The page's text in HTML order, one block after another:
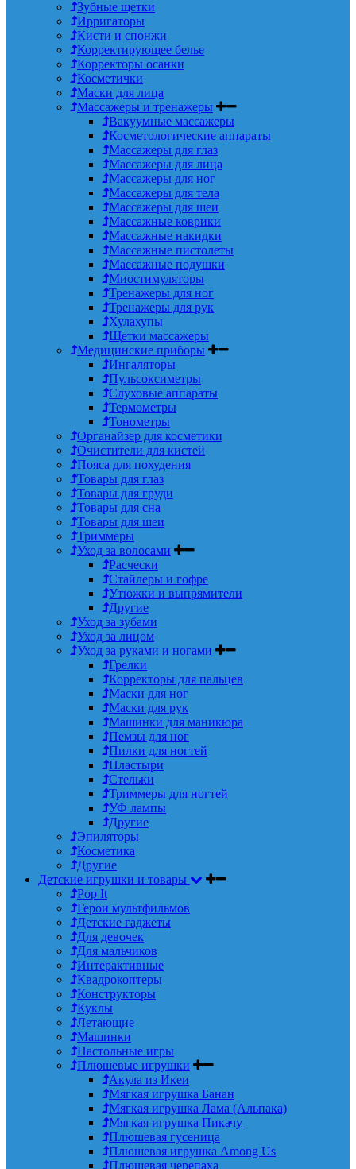
Зубные щетки
Ирригаторы
Кисти и спонжи
Корректирующее белье
Корректоры осанки
Косметички
Маски для лица
Массажеры и тренажеры
Вакуумные массажеры
Косметологические аппараты
Массажеры для глаз
Массажеры для лица
Массажеры для ног
Массажеры для тела
Массажеры для шеи
Массажные коврики
Массажные накидки
Массажные пистолеты
Массажные подушки
Миостимуляторы
Тренажеры для ног
Тренажеры для рук
Хулахупы
Щетки массажеры
Медицинские приборы
Ингаляторы
Пульсоксиметры
Слуховые аппараты
Термометры
Тонометры
Органайзер для косметики
Очистители для кистей
Пояса для похудения
Товары для глаз
Товары для груди
Товары для сна
Товары для шеи
Триммеры
Уход за волосами
Расчески
Стайлеры и гофре
Утюжки и выпрямители
Другие
Уход за зубами
Уход за лицом
Уход за руками и ногами
Грелки
Корректоры для пальцев
Маски для ног
Маски для рук
Машинки для маникюра
Пемзы для ног
Пилки для ногтей
Пластыри
Стельки
Триммеры для ногтей
УФ лампы
Другие
Эпиляторы
Косметика
Другие
Детские игрушки и товары
Pop It
Герои мультфильмов
Детские гаджеты
Для девочек
Для мальчиков
Интерактивные
Квадрокоптеры
Конструкторы
Куклы
Летающие
Машинки
Настольные игры
Плюшевые игрушки
Акула из Икеи
Мягкая игрушка Банан
Мягкая игрушка Лама (Альпака)
Мягкая игрушка Пикачу
Плюшевая гусеница
Плюшевая игрушка Among Us
Плюшевая черепаха